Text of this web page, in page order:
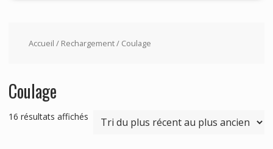
Accueil / Rechargement/ Coulage
Coulage
16 résultats affichésTrié